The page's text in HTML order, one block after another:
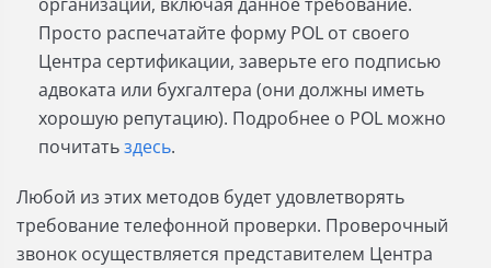
Просто распечатайте форму POL от своего
Центра сертификации, заверьте его подписью
адвоката или бухгалтера (они должны иметь
хорошую репутацию). Подробнее о POL можно
почитатьздесь.
Любой из этих методов будет удовлетворять
требование телефонной проверки. Проверочный
звонок осуществляется представителем Центра